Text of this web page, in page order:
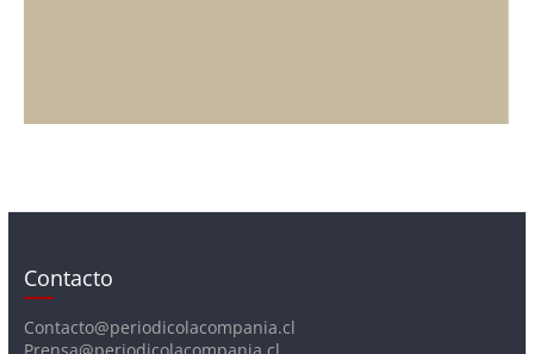
Contacto
Contacto@periodicolacompania.cl
Prensa@periodicolacompania.cl